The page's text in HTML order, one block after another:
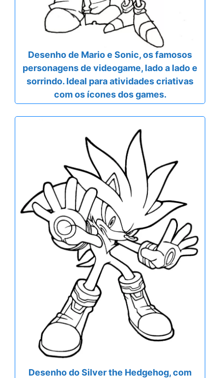
Desenho de Mario e Sonic, os famosos
personagens de videogame, lado a lado e
sorrindo. Ideal para atividades criativas
com os ícones dos games.
Desenho do Silver the Hedgehog, com